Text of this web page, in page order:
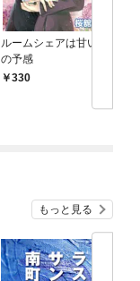
ルームシェアは甘い恋
の予感
330
もっと見る